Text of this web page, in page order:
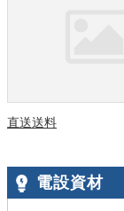
直送送料
電設資材